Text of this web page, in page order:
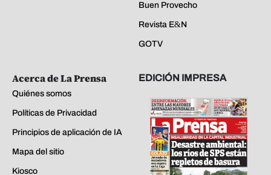
Buen Provecho
Revista E&N
GOTV
Acerca de La Prensa
Quiénes somos
Políticas de Privacidad
Principios de aplicación de IA
Mapa del sitio
Kiosco
EDICIÓN IMPRESA